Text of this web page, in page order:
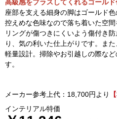
高級感をプラスしてくれるゴール
座部を支える細身の脚はゴールド
控えめな色味なので落ち着いた空
リングが傷つきにくいよう傷付き
り、気の利いた仕上がりです。ま
軽量設計。掃除やお引越しの際な
す。
メーカー参考上代：18,700円より
インテリアル特価